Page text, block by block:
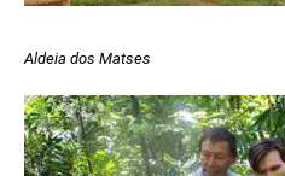
Aldeia dos Matses